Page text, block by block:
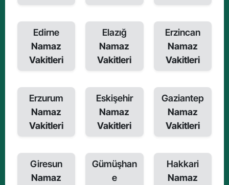
Edirne
Namaz
Vakitleri
Elazığ
Namaz
Vakitleri
Erzincan
Namaz
Vakitleri
Erzurum
Namaz
Vakitleri
Eskişehir
Namaz
Vakitleri
Gaziantep
Namaz
Vakitleri
Giresun
Namaz
Gümüşhan
e
Hakkari
Namaz